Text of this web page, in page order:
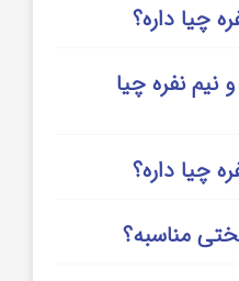
چیا داره؟
نفره چیا
چیا داره؟
مناسبه؟